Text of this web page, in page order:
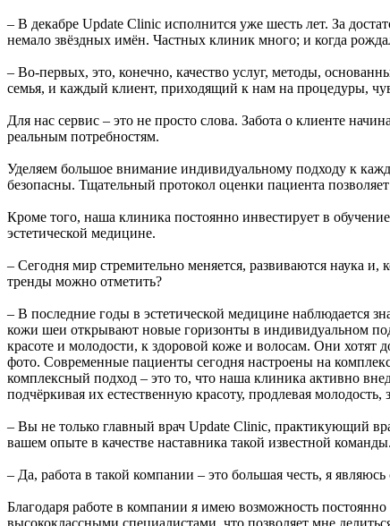
– В декабре Update Clinic исполнится уже шесть лет. За
немало звёздных имён. Частных клиник много; и когда
– Во-первых, это, конечно, качество услуг, методы,
семья, и каждый клиент, приходящий к нам на процедуры,
Для нас сервис – это не просто слова. Забота о клиенте
реальным потребностям.
Уделяем большое внимание индивидуальному подходу к
безопасны. Тщательный протокол оценки пациента
Кроме того, наша клиника постоянно инвестирует в
эстетической медицине.
– Сегодня мир стремительно меняется, развиваются наука
тренды можно отметить?
– В последние годы в эстетической медицине наблюдается
кожи шеи открывают новые горизонты в индивидуальном
красоте и молодости, к здоровой коже и волосам. Они хотят
фото. Современные пациенты сегодня настроены на
комплексный подход – это то, что наша клиника активно
подчёркивая их естественную красоту, продлевая молодость,
– Вы не только главный врач Update Clinic, практикующий
вашем опыте в качестве наставника такой известной команды.
– Да, работа в такой компании – это большая честь, я
Благодаря работе в компании я имею возможность
высококлассными специалистами, что позволяет мне